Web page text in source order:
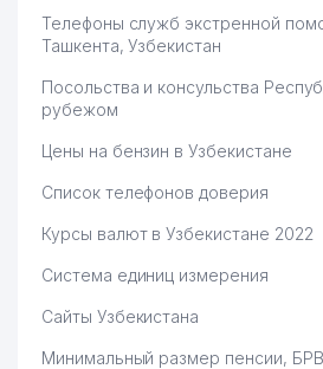
Телефоны служб экстренной
Ташкента, Узбекистан
Посольства и консульства
рубежом
Цены на бензин в Узбекистане
Список телефонов доверия
Курсы валют в Узбекистане 2022
Система единиц измерения
Сайты Узбекистана
Минимальный размер пенсии,